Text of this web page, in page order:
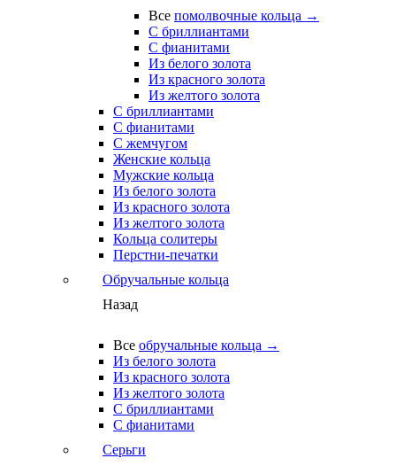
Все помолвочные кольца →
С бриллиантами
С фианитами
Из белого золота
Из красного золота
Из желтого золота
С бриллиантами
С фианитами
С жемчугом
Женские кольца
Мужские кольца
Из белого золота
Из красного золота
Из желтого золота
Кольца солитеры
Перстни-печатки
Обручальные кольца
Назад
Все обручальные кольца →
Из белого золота
Из красного золота
Из желтого золота
С бриллиантами
С фианитами
Серьги